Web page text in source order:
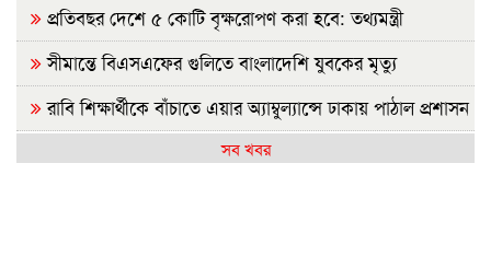
প্রতিবছর দেশে ৫ কোটি বৃক্ষরোপণ করা হবে: তথ্যমন্ত্রী
সীমান্তে বিএসএফের গুলিতে বাংলাদেশি যুবকের মৃত্যু
রাবি শিক্ষার্থীকে বাঁচাতে এয়ার অ্যাম্বুল্যান্সে ঢাকায় পাঠাল প্রশাসন
আগামীকাল এসএসসির ফল প্রকাশ, যেভাবে জানবেন
সব খবর